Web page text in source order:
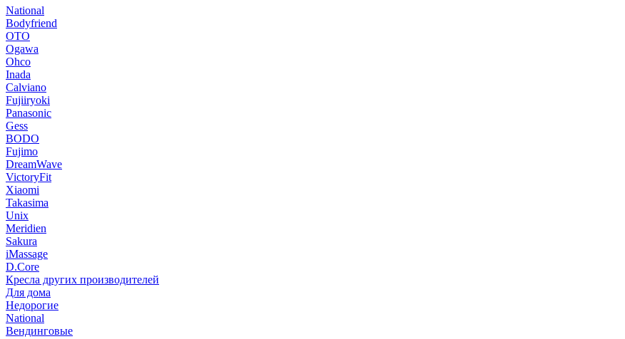
National
Bodyfriend
OTO
Ogawa
Ohco
Inada
Calviano
Fujiiryoki
Panasonic
Gess
BODO
Fujimo
DreamWave
VictoryFit
Xiaomi
Takasima
Unix
Meridien
Sakura
iMassage
D.Core
Кресла других производителей
Для дома
Недорогие
National
Вендинговые